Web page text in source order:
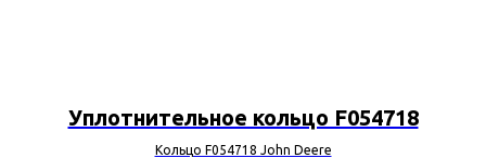
Уплотнительное кольцо F054718
Кольцо F054718 John Deere